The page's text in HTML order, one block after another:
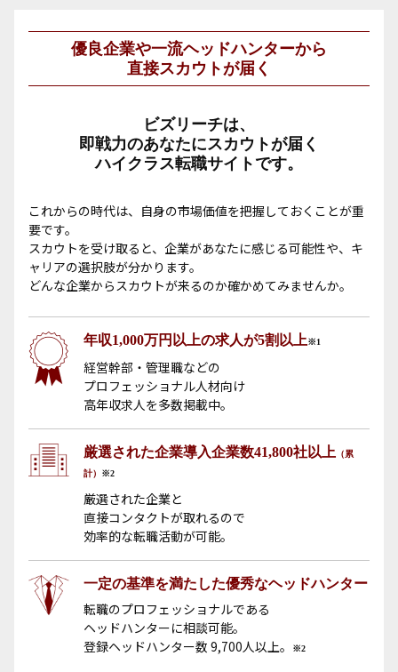
優良企業や一流ヘッドハンターから
直接スカウトが届く
ビズリーチは、
即戦力のあなたにスカウトが届く
ハイクラス転職サイトです。
これからの時代は、自身の市場価値を把握しておくことが重
要です。
スカウトを受け取ると、企業があなたに感じる可能性や、キ
ャリアの選択肢が分かります。
どんな企業からスカウトが来るのか確かめてみませんか。
年収1,000万円以上の求人が5割以上※1
経営幹部・管理職などの
プロフェッショナル人材向け
高年収求人を多数掲載中。
厳選された企業導入企業数41,800社以上 （累
計） ※2
厳選された企業と
直接コンタクトが取れるので
効率的な転職活動が可能。
一定の基準を満たした優秀なヘッドハンター
転職のプロフェッショナルである
ヘッドハンターに相談可能。
登録ヘッドハンター数 9,700人以上。
※2